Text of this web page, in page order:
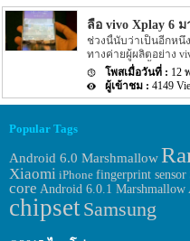
ลือ vivo Xplay 6 ม
ช่วงนี้นับว่าเป็นอีกหนึ่ง
ทางค่ายผู้ผลิตอย่าง
มาให้แฟนๆ นั้นทราบร
กลับมีข่าวของ
แฟนๆ นั้นทราบรายละ
ใหม่ของทางค่ายผู้ผลิ
หลุดออกมานั้นเป็นรูป
จากรูปนั้นจะเห็นได้ว่
curved screen หรือห
มีมาพร้อมกับ Feature
ตัวเครื่องอีกด้วย ส่วน
เครื่องโดย vivo Xplay
12
4149
Popular Tags
Android 6.0 Marshmallow
Xiaomi iPhone fingerprint sensor
core Android 6.0.1 Marshmallow
chipsetSamsung